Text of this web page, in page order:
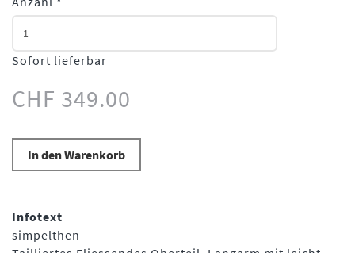
Sofort lieferbar
CHF 349.00
In den Warenkorb
Infotext
simpelthen